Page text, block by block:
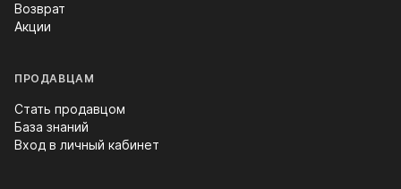
Возврат
Акции
ПРОДАВЦАМ
Стать продавцом
База знаний
Вход в личный кабинет